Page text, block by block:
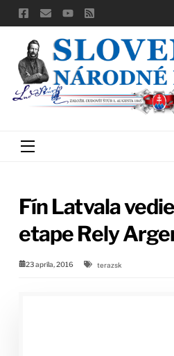
Skip
to
content
Menu
Fín Latvala
etape Rely
23 apríla, 2016 terazsk